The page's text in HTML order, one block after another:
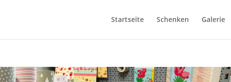
Startseite Schenken Galerie